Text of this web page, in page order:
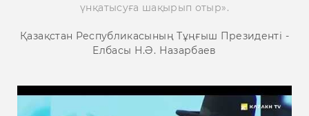
үнқатысуға шақырып отыр».
Қазақстан Республикасының Тұңғыш Президенті -
Елбасы Н.Ә. Назарбаев